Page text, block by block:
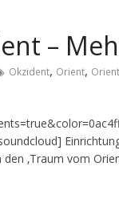
–
Okzident, Orient,
‚Traum vom